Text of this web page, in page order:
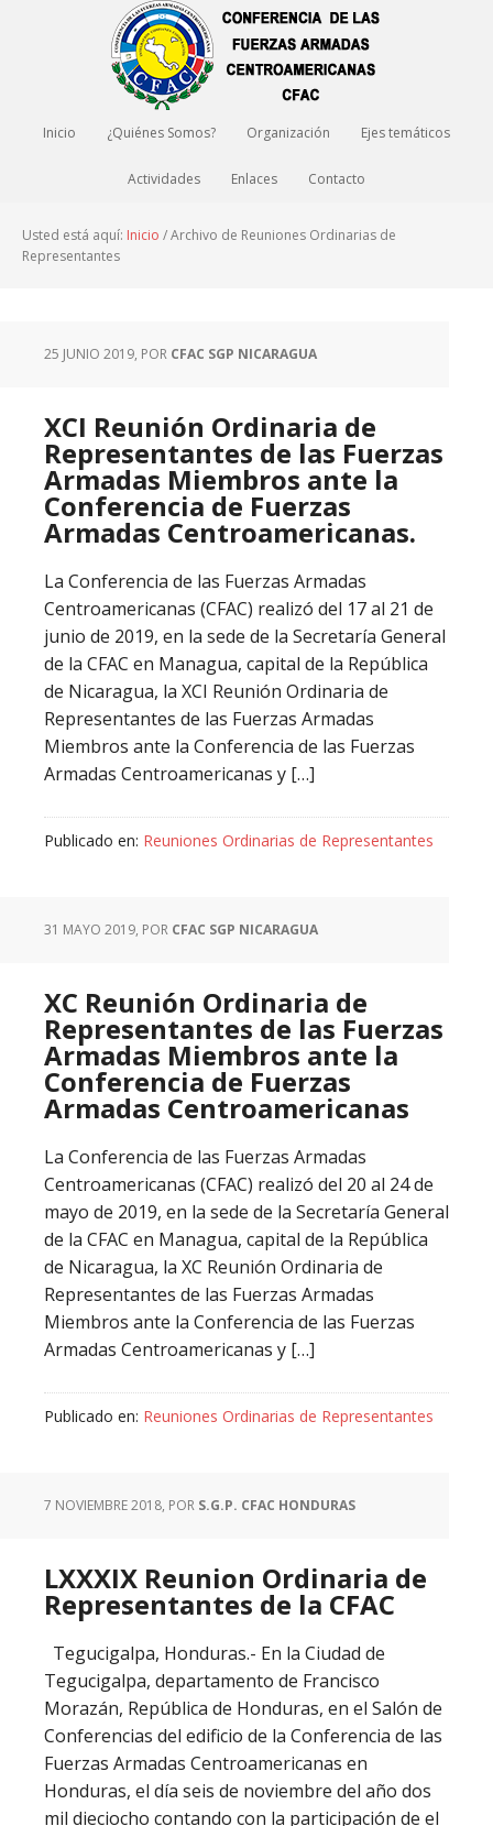
Inicio ¿Quiénes Somos? Organización Ejes temáticos
Actividades Enlaces Contacto
Usted está aquí: Inicio /Archivo de Reuniones Ordinarias de
Representantes
25 JUNIO 2019, POR CFAC SGP NICARAGUA
XCI Reunión Ordinaria de
Representantes de las Fuerzas
Armadas Miembros ante la
Conferencia de Fuerzas
Armadas Centroamericanas.
La Conferencia de las Fuerzas Armadas
Centroamericanas (CFAC) realizó del 17 al 21 de
junio de 2019, en la sede de la Secretaría General
de la CFAC en Managua, capital de la República
de Nicaragua, la XCI Reunión Ordinaria de
Representantes de las Fuerzas Armadas
Miembros ante la Conferencia de las Fuerzas
Armadas Centroamericanas y […]
Publicado en: Reuniones Ordinarias de Representantes
31 MAYO 2019, POR CFAC SGP NICARAGUA
XC Reunión Ordinaria de
Representantes de las Fuerzas
Armadas Miembros ante la
Conferencia de Fuerzas
Armadas Centroamericanas
La Conferencia de las Fuerzas Armadas
Centroamericanas (CFAC) realizó del 20 al 24 de
mayo de 2019, en la sede de la Secretaría General
de la CFAC en Managua, capital de la República
de Nicaragua, la XC Reunión Ordinaria de
Representantes de las Fuerzas Armadas
Miembros ante la Conferencia de las Fuerzas
Armadas Centroamericanas y […]
Publicado en: Reuniones Ordinarias de Representantes
7 NOVIEMBRE 2018, POR S.G.P. CFAC HONDURAS
LXXXIX Reunion Ordinaria de
Representantes de la CFAC
Tegucigalpa, Honduras.- En la Ciudad de
Tegucigalpa, departamento de Francisco
Morazán, República de Honduras, en el Salón de
Conferencias del edificio de la Conferencia de las
Fuerzas Armadas Centroamericanas en
Honduras, el día seis de noviembre del año dos
mil dieciocho contando con la participación de el